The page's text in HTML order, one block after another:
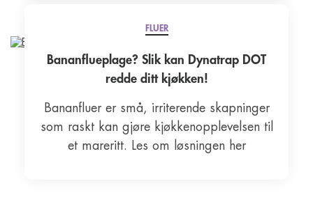
FLUER
Bananflueplage? Slik kan Dynatrap DOT
redde ditt kjøkken!
Bananfluer er små, irriterende skapninger
som raskt kan gjøre kjøkkenopplevelsen til
et mareritt. Les om løsningen her